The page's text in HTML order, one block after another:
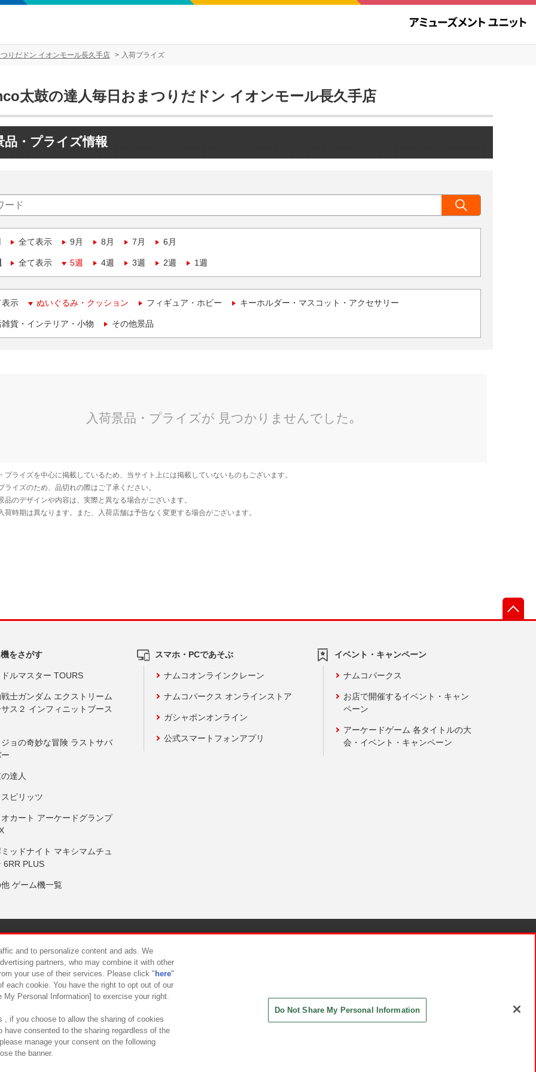
りだドン イオンモール長久手店 入荷プライズ
太鼓の達人毎日おまつりだドン イオンモール長久手店
品・プライズ情報
全て表示 9月 8月 7月 6月
全て表示 5週 4週 3週 2週 1週
表示 ぬいぐるみ・クッション フィギュア・ホビー キーホルダー・マスコット・アクセサリー
貨・インテリア・小物 その他景品
をさがす
ルマスター TOURS
士ガンダム エクストリーム
ス２ インフィニットブース
ョの奇妙な冒険 ラストサバ
達人
ピリッツ
カート アーケードグランプ
ッドナイト マキシマムチュ
6RR PLUS
ゲーム機一覧
スマホ・PCであそぶ
ナムコオンラインクレーン
ナムコパークス オンラインストア
ガシャポンオンライン
公式スマートフォンアプリ
イベント・キャンペーン
ナムコパークス
お店で開催するイベント・キャン
ペーン
アーケードゲーム 各タイトルの大
会・イベント・キャンペーン
について カスタマーハラスメント対応方針
and to personalize content and ads. We
partners, who may combine it with other
your use of their services. Please click " here"
each cookie. You have the right to opt out of our
Personal Information] to exercise your right.
, if you choose to allow the sharing of cookies
have consented to the sharing regardless of the
manage your consent on the following
the banner.
Do Not Share My Personal Information